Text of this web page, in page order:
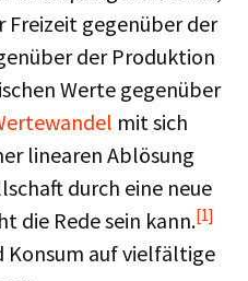
Freizeit gegenüber der
der Produktion
Werte gegenüber
mit sich
linearen Ablösung
durch eine neue
die Rede sein kann.[1]
Konsum auf vielfältige